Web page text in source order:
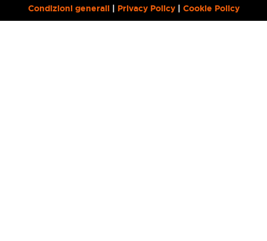
Condizioni generali| Privacy Policy| Cookie Policy